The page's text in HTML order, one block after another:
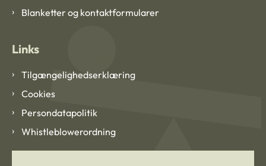
Blanketter og kontaktformularer
Links
Tilgængelighedserklæring
Cookies
Persondatapolitik
Whistleblowerordning